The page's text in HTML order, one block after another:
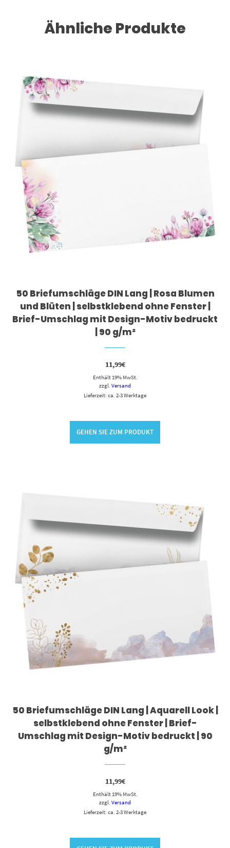
Ähnliche Produkte
50 Briefumschläge DIN Lang | Rosa Blumen
und Blüten | selbstklebend ohne Fenster |
Brief-Umschlag mit Design-Motiv bedruckt
| 90 g/m²
11,99€
Enthält 19% MwSt.
zzgl. Versand
Lieferzeit: ca. 2-3 Werktage
GEHEN SIE ZUM PRODUKT
50 Briefumschläge DIN Lang | Aquarell Look |
selbstklebend ohne Fenster | Brief-
Umschlag mit Design-Motiv bedruckt | 90
g/m²
11,99€
Enthält 19% MwSt.
zzgl. Versand
Lieferzeit: ca. 2-3 Werktage